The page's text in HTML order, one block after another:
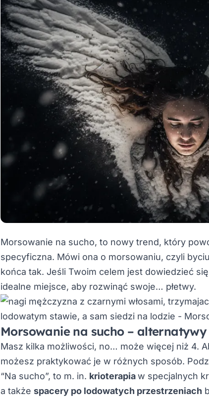
Morsowanie na sucho, to nowy trend, który
specyficzna. Mówi ona o morsowaniu, czyli
końca tak. Jeśli Twoim celem jest dowiedzieć
idealne miejsce, aby rozwinąć swoje… płetwy.
Morsowanie na sucho – alternatywy
Masz kilka możliwości, no… może więcej niż 4.
możesz praktykować je w różnych sposób.
“Na sucho”, to m. in. krioterapiaw specjalnych
a także spacery po lodowatych przestrzeniach